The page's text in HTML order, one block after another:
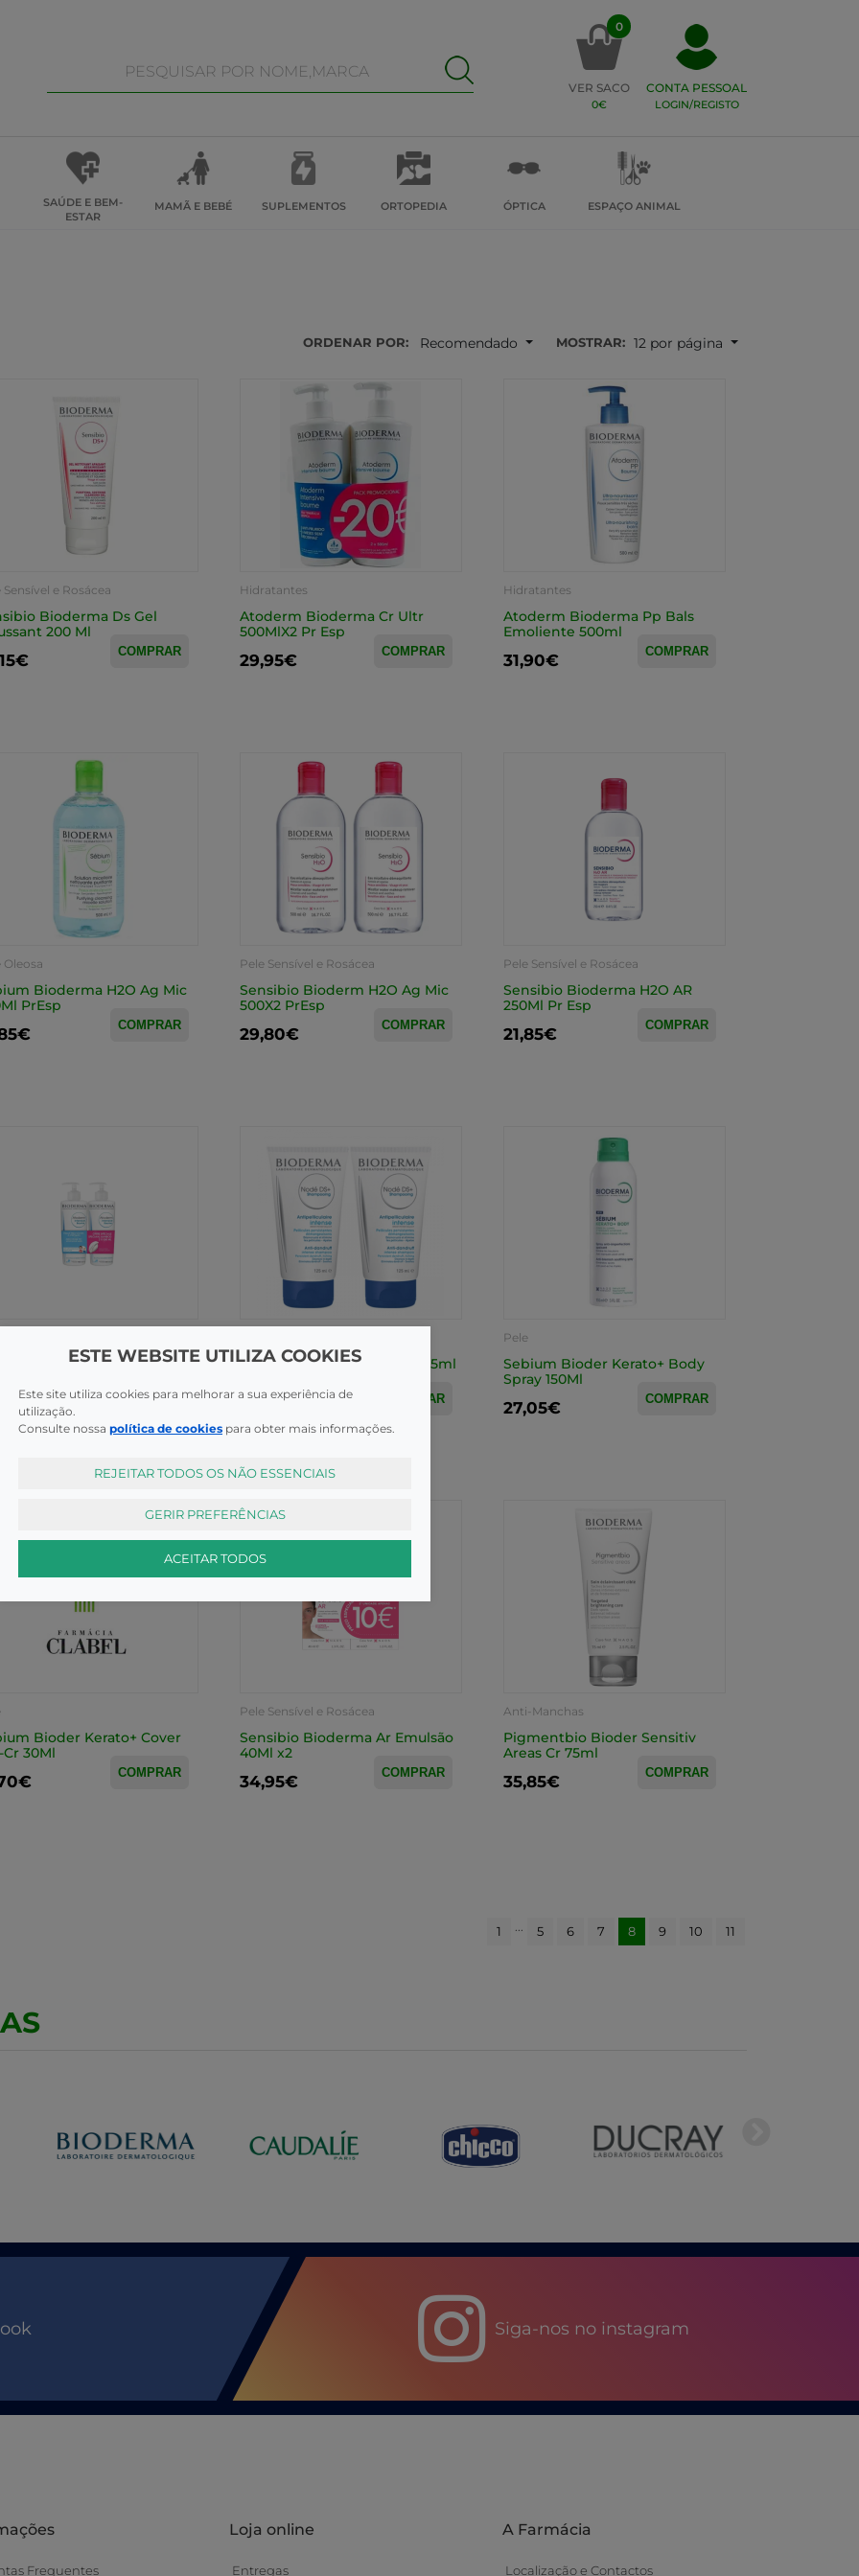
0
VER SACO
0€
CONTA PESSOAL
LOGIN/REGISTO
SAÚDE E BEM-
ESTAR
MAMÃ E BEBÉ SUPLEMENTOS ORTOPEDIA ÓPTICA ESPAÇO ANIMAL
ORDENAR POR: Recomendado MOSTRAR: 12 por página
Sensível e Rosácea
Bioderma Ds Gel
200 Ml
COMPRAR
Hidratantes
Atoderm Bioderma Cr Ultr
500MlX2 Pr Esp
29,95€ COMPRAR
Hidratantes
Atoderm Bioderma Pp Bals
Emoliente 500ml
31,90€ COMPRAR
Oleosa
Bioderma H2O Ag Mic
PrEsp
COMPRAR
Pele Sensível e Rosácea
Sensibio Bioderm H2O Ag Mic
500X2 PrEsp
29,80€ COMPRAR
Pele Sensível e Rosácea
Sensibio Bioderma H2O AR
250Ml Pr Esp
21,85€ COMPRAR
Bioderm Int
Desc20E
COMPRAR
Node Bioderma Ds Ch Cr 125ml
COMPRAR
Pele
Sebium Bioder Kerato+ Body
Spray 150Ml
27,05€ COMPRAR
Bioder Kerato+ Cover
Cr 30Ml
COMPRAR
Pele Sensível e Rosácea
Sensibio Bioderma Ar Emulsão
40Ml x2
34,95€ COMPRAR
Anti-Manchas
Pigmentbio Bioder Sensitiv
Areas Cr 75ml
35,85€ COMPRAR
1 5 6 7 8 9 10 11
Siga-nos no instagram
Frequentes
Loja online
Entregas
A Farmácia
Localização e Contactos
ESTE WEBSITE UTILIZA COOKIES
Este site utiliza cookies para melhorar a sua experiência de
utilização.
Consulte nossa política de cookies para obter mais informações.
REJEITAR TODOS OS NÃO ESSENCIAIS
GERIR PREFERÊNCIAS
ACEITAR TODOS